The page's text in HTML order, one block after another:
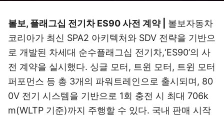
볼보, 플래그십 전기차 ES90 사전 계약 | 볼보자동차
코리아가 최신 SPA2 아키텍처와 SDV 전략을 기반으
로 개발된 차세대 순수플래그십 전기차,‘ES90’의 사
전 계약을 실시했다. 싱글 모터, 트윈 모터, 트윈 모터
퍼포먼스 등 총 3개의 파워트레인으로 출시되며, 80
0V 전기 시스템을 기반으로 1회 충전 시 최대 706k
m(WLTP 기준)까지 주행할 수 있다. 국내 판매 시작